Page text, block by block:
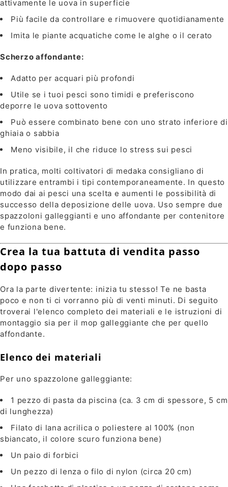
attivamente le uova in superficie
Più facile da controllare e rimuovere quotidianamente
Imita le piante acquatiche come le alghe o il cerato
Scherzo affondante:
Adatto per acquari più profondi
Utile se i tuoi pesci sono timidi e preferiscono
deporre le uova sottovento
Può essere combinato bene con uno strato inferiore di
ghiaia o sabbia
Meno visibile, il che riduce lo stress sui pesci
In pratica, molti coltivatori di medaka consigliano di
utilizzare entrambi i tipi contemporaneamente. In questo
modo dai ai pesci una scelta e aumenti le possibilità di
successo della deposizione delle uova. Uso sempre due
spazzoloni galleggianti e uno affondante per contenitore
e funziona bene.
Crea la tua battuta di vendita passo
dopo passo
Ora la parte divertente: inizia tu stesso! Te ne basta
poco e non ti ci vorranno più di venti minuti. Di seguito
troverai l'elenco completo dei materiali e le istruzioni di
montaggio sia per il mop galleggiante che per quello
affondante.
Elenco dei materiali
Per uno spazzolone galleggiante:
1 pezzo di pasta da piscina (ca. 3 cm di spessore, 5 cm
di lunghezza)
Filato di lana acrilica o poliestere al 100% (non
sbiancato, il colore scuro funziona bene)
Un paio di forbici
Un pezzo di lenza o filo di nylon (circa 20 cm)